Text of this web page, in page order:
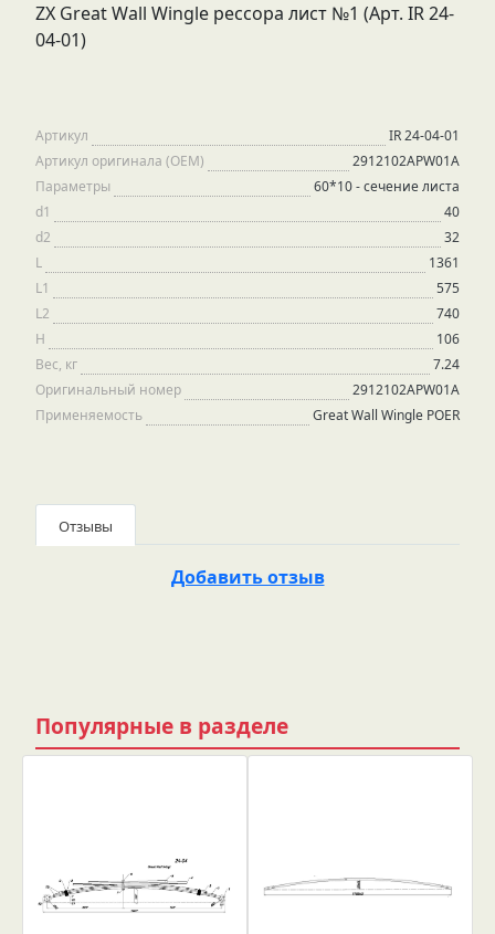
ZX Great Wall Wingle рессора лист №1 (Арт. IR 24-
04-01)
Артикул
IR 24-04-01
Артикул оригинала (OEM)
2912102APW01A
Параметры
60*10 - сечение листа
d1
40
d2
32
L
1361
L1
575
L2
740
H
106
Вес, кг
7.24
Оригинальный номер
2912102APW01A
Применяемость
Great Wall Wingle POER
Отзывы
Добавить отзыв
Популярные в разделе